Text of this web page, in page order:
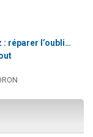
: réparer l’oubli…